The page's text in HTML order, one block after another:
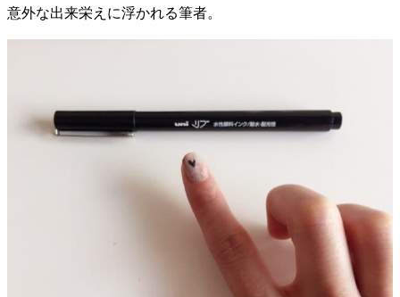
意外な出来栄えに浮かれる筆者。